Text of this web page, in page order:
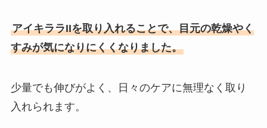
アイキララIIを取り入れることで、目元の乾燥やく
すみが気になりにくくなりました。
少量でも伸びがよく、日々のケアに無理なく取り
入れられます。